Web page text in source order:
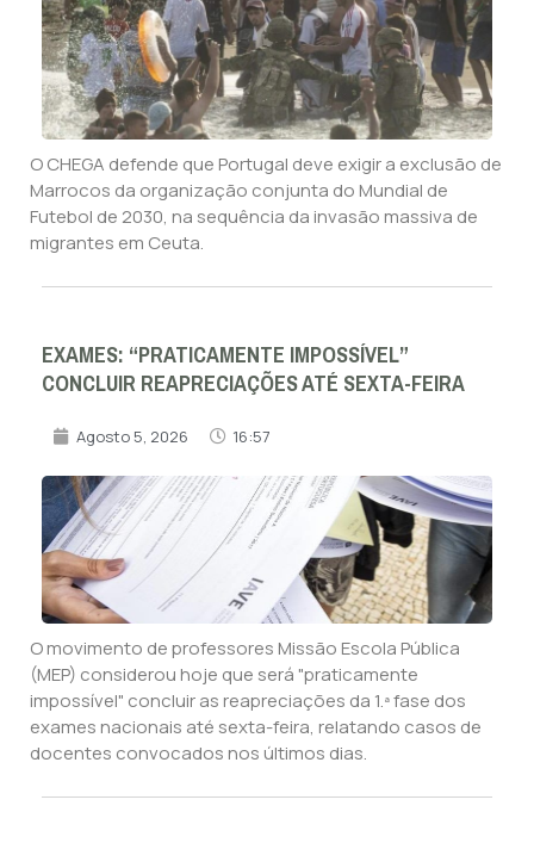
O CHEGA defende que Portugal deve exigir a exclusão de
Marrocos da organização conjunta do Mundial de
Futebol de 2030, na sequência da invasão massiva de
migrantes em Ceuta.
EXAMES: “PRATICAMENTE IMPOSSÍVEL”
CONCLUIR REAPRECIAÇÕES ATÉ SEXTA-FEIRA
Agosto 5, 2026 16:57
O movimento de professores Missão Escola Pública
(MEP) considerou hoje que será "praticamente
impossível" concluir as reapreciações da 1.ª fase dos
exames nacionais até sexta-feira, relatando casos de
docentes convocados nos últimos dias.